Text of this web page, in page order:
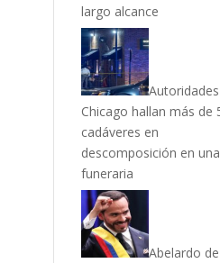
largo alcance
Chicago hallan más de
cadáveres en
descomposición en una
funeraria
Abelardo